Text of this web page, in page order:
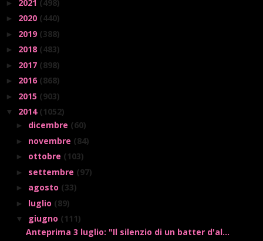
► 2021 (498)
► 2020 (440)
► 2019 (388)
► 2018 (483)
► 2017 (898)
► 2016 (868)
► 2015 (903)
▼ 2014 (1052)
► dicembre (60)
► novembre (84)
► ottobre (103)
► settembre (97)
► agosto (33)
► luglio (89)
▼ giugno (111)
Anteprima 3 luglio: "Il silenzio di un batter d'al...